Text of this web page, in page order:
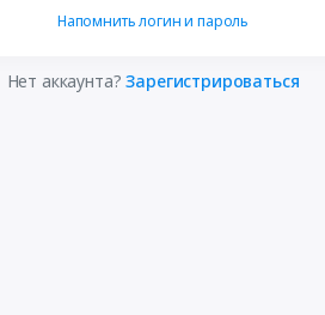
Напомнить логин и пароль
Нет аккаунта?Зарегистрироваться